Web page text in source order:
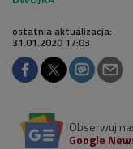
ostatnia aktualizacja:
31.01.2020 17:03
Obserwuj
Google